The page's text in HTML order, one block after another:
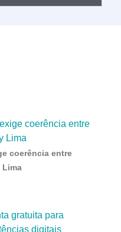
coerência entre
Lima